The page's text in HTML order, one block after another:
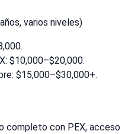
varios niveles)
$10,000–$20,000.
$15,000–$30,000+.
completo con PEX, acceso